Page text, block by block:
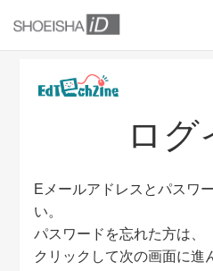
ログ
Eメールアドレスとパスワ
い。
パスワードを忘れた方は、
クリックして次の画面に進